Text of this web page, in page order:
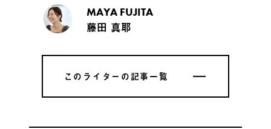
MAYA FUJITA
藤田 真耶
このライターの記事一覧
このライターの記事一覧